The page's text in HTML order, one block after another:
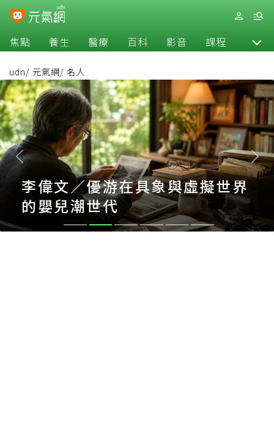
焦點 養生 醫療 百科 影音 課程 退休
udn/ 元氣網/ 名人
李偉文／優游在具象與虛擬世界
的嬰兒潮世代